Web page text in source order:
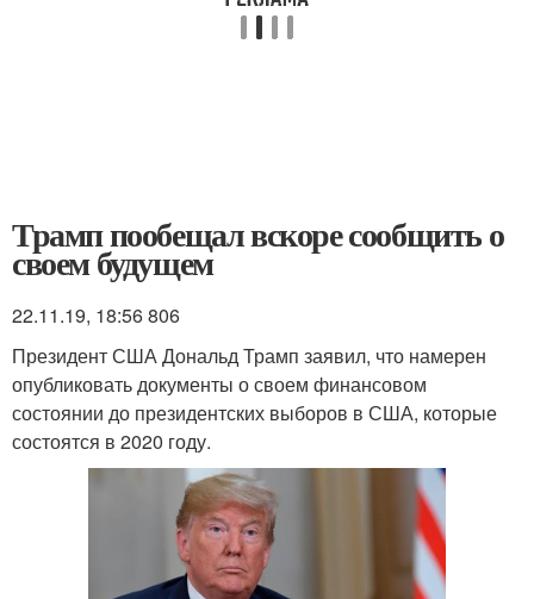
Трамп пообещал вскоре сообщить о
своем будущем
22.11.19, 18:56806
Президент США Дональд Трамп заявил, что намерен
опубликовать документы о своем финансовом
состоянии до президентских выборов в США, которые
состоятся в 2020 году.